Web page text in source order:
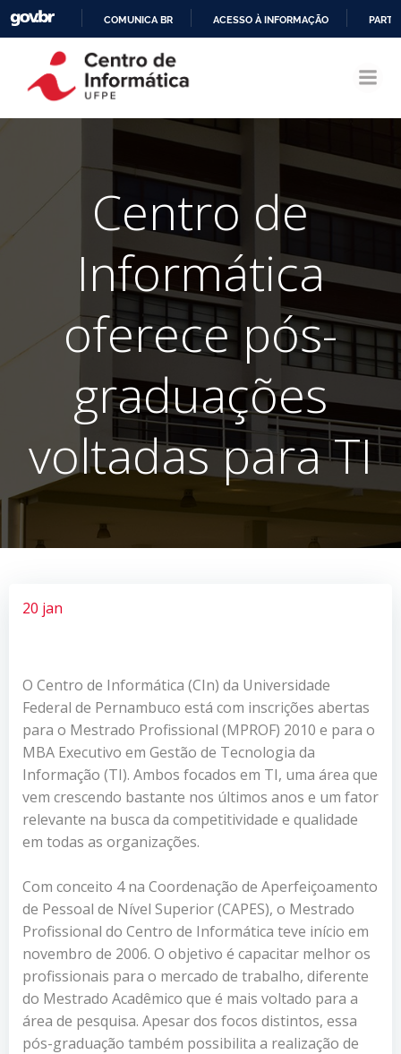
CONTEÚDO
COMUNICA BR ACESSO À INFORMAÇÃO
Centro de
Informática
oferece pós-
graduações
voltadas para TI
20 jan
O Centro de Informática (CIn) da Universidade
Federal de Pernambuco está com inscrições abertas
para o Mestrado Profissional (MPROF) 2010 e para o
MBA Executivo em Gestão de Tecnologia da
Informação (TI). Ambos focados em TI, uma área que
vem crescendo bastante nos últimos anos e um fator
relevante na busca da competitividade e qualidade
em todas as organizações.
Com conceito 4 na Coordenação de Aperfeiçoamento
de Pessoal de Nível Superior (CAPES), o Mestrado
Profissional do Centro de Informática teve início em
novembro de 2006. O objetivo é capacitar melhor os
profissionais para o mercado de trabalho, diferente
do Mestrado Acadêmico que é mais voltado para a
área de pesquisa. Apesar dos focos distintos, essa
pós-graduação também possibilita a realização de